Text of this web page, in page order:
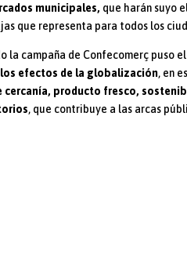
municipales, que harán suyo
que representa para todos los
la campaña de Confecomerç puso
efectos de la globalización, en
cercanía, producto fresco,
, que contribuye a las arcas